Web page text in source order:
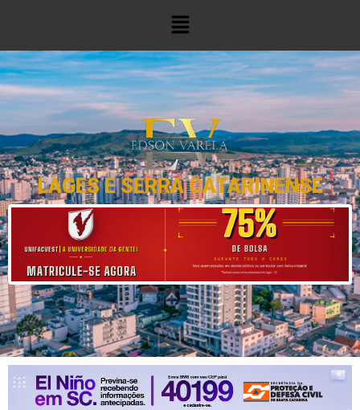
LAGES E SERRA CATARINENSE